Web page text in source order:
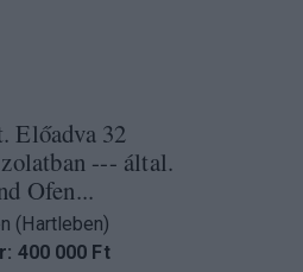
Előadva 32
--- által.
Ofen...
(Hartleben)
400 000 Ft